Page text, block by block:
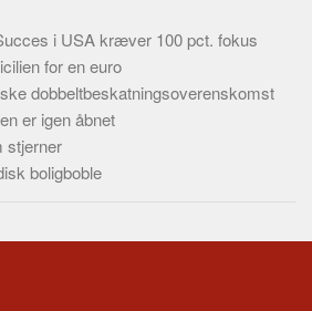
i USA kræver 100 pct. fokus
for en euro
dobbeltbeskatningsoverenskomst
er igen åbnet
stjerner
boligboble